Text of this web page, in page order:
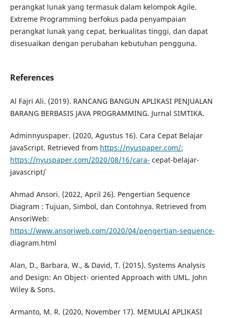
perangkat lunak yang termasuk dalam kelompok Agile.
Extreme Programming berfokus pada penyampaian
perangkat lunak yang cepat, berkualitas tinggi, dan dapat
disesuaikan dengan perubahan kebutuhan pengguna.
References
Al Fajri Ali. (2019). RANCANG BANGUN APLIKASI PENJUALAN
BARANG BERBASIS JAVA PROGRAMMING. Jurnal SIMTIKA.
Adminnyuspaper. (2020, Agustus 16). Cara Cepat Belajar
JavaScript. Retrieved from https://nyuspaper.com/:
https://nyuspaper.com/2020/08/16/cara- cepat-belajar-
javascript/
Ahmad Ansori. (2022, April 26). Pengertian Sequence
Diagram : Tujuan, Simbol, dan Contohnya. Retrieved from
AnsoriWeb:
https://www.ansoriweb.com/2020/04/pengertian-sequence-
diagram.html
Alan, D., Barbara, W., & David, T. (2015). Systems Analysis
and Design: An Object- oriented Approach with UML. John
Wiley & Sons.
Armanto, M. R. (2020, November 17). MEMULAI APLIKASI